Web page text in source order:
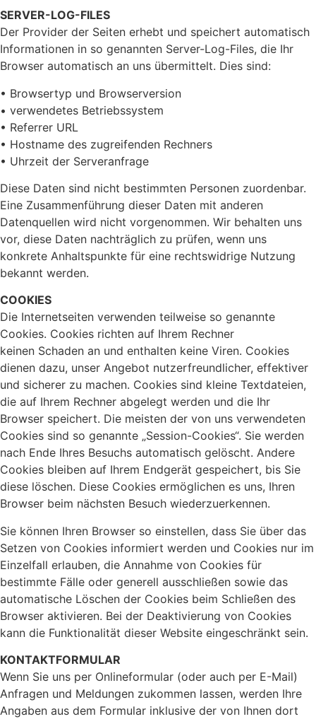
SERVER-LOG-FILES
Der Provider der Seiten erhebt und speichert automatisch
Informationen in so genannten Server-Log-Files, die Ihr
Browser automatisch an uns übermittelt. Dies sind:
• Browsertyp und Browserversion
• verwendetes Betriebssystem
• Referrer URL
• Hostname des zugreifenden Rechners
• Uhrzeit der Serveranfrage
Diese Daten sind nicht bestimmten Personen zuordenbar.
Eine Zusammenführung dieser Daten mit anderen
Datenquellen wird nicht vorgenommen. Wir behalten uns
vor, diese Daten nachträglich zu prüfen, wenn uns
konkrete Anhaltspunkte für eine rechtswidrige Nutzung
bekannt werden.
COOKIES
Die Internetseiten verwenden teilweise so genannte
Cookies. Cookies richten auf Ihrem Rechner
keinen Schaden an und enthalten keine Viren. Cookies
dienen dazu, unser Angebot nutzerfreundlicher, effektiver
und sicherer zu machen. Cookies sind kleine Textdateien,
die auf Ihrem Rechner abgelegt werden und die Ihr
Browser speichert. Die meisten der von uns verwendeten
Cookies sind so genannte „Session-Cookies“. Sie werden
nach Ende Ihres Besuchs automatisch gelöscht. Andere
Cookies bleiben auf Ihrem Endgerät gespeichert, bis Sie
diese löschen. Diese Cookies ermöglichen es uns, Ihren
Browser beim nächsten Besuch wiederzuerkennen.
Sie können Ihren Browser so einstellen, dass Sie über das
Setzen von Cookies informiert werden und Cookies nur im
Einzelfall erlauben, die Annahme von Cookies für
bestimmte Fälle oder generell ausschließen sowie das
automatische Löschen der Cookies beim Schließen des
Browser aktivieren. Bei der Deaktivierung von Cookies
kann die Funktionalität dieser Website eingeschränkt sein.
KONTAKTFORMULAR
Wenn Sie uns per Onlineformular (oder auch per E-Mail)
Anfragen und Meldungen zukommen lassen, werden Ihre
Angaben aus dem Formular inklusive der von Ihnen dort